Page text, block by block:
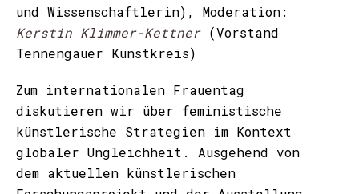
und Wissenschaftlerin), Moderation:
Kerstin Klimmer-Kettner(Vorstand
Tennengauer Kunstkreis)
Zum internationalen Frauentag
diskutieren wir über feministische
künstlerische Strategien im Kontext
globaler Ungleichheit. Ausgehend von
dem aktuellen künstlerischen